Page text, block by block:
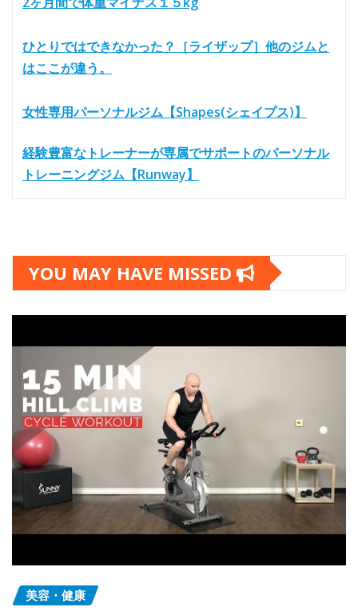
ひとりではできなかった？［ライザップ］他のジムと
はここが違う。
女性専用パーソナルジム【Shapes(シェイプス)】
経験豊富なトレーナーが専属でサポートのパーソナル
トレーニングジム【Runway】
YOU MAY HAVE MISSED
美容・健康